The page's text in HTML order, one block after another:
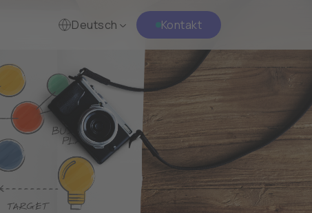
Deutsch Kontakt